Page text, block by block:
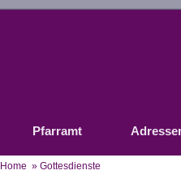
Pfarramt
Home » Gottesdienste